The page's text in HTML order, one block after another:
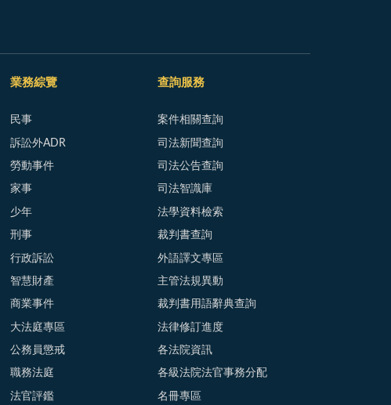
業務綜覽
民事
訴訟外ADR
勞動事件
家事
少年
刑事
行政訴訟
智慧財產
商業事件
大法庭專區
公務員懲戒
職務法庭
法官評鑑
查詢服務
案件相關查詢
司法新聞查詢
司法公告查詢
司法智識庫
法學資料檢索
裁判書查詢
外語譯文專區
主管法規異動
裁判書用語辭典查詢
法律修訂進度
各法院資訊
各級法院法官事務分配
名冊專區